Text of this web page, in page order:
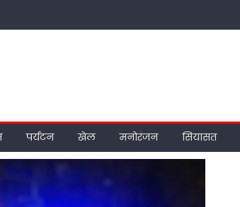
पर्यटन खेल मनोरंजन सियासत